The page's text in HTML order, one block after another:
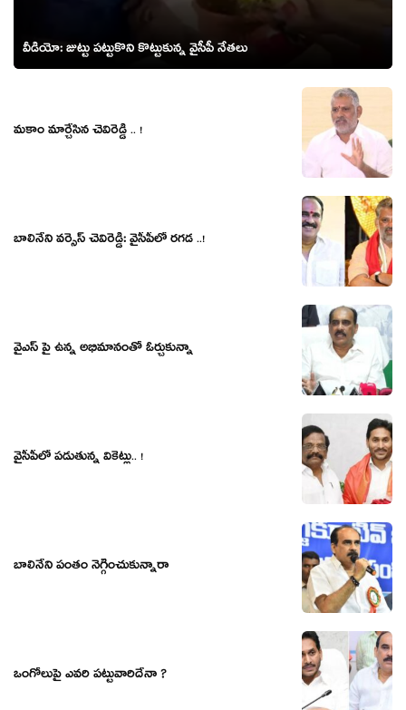
వీడియో: జుట్టు పట్టుకొని కొట్టుకున్న వైసీపీ నేతలు
మ‌కాం మార్చేసిన చెవిరెడ్డి .. !
బాలినేని వర్సెస్ చెవిరెడ్డి: వైసీపీలో ర‌గ‌డ ..!
వైఎస్ పై ఉన్న అభిమానంతో ఓర్చుకున్నా
వైసీపీలో ప‌డుతున్న వికెట్లు.. !
బాలినేని పంతం నెగ్గించుకున్నారా
ఒంగోలుపై ఎవరి పట్టువారిదేనా ?